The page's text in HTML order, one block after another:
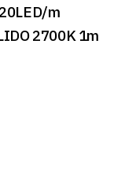
m
2700K 1m